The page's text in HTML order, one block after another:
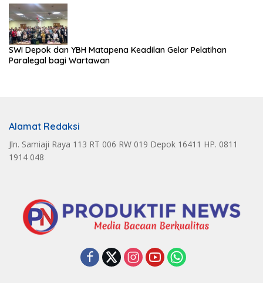
SWI Depok dan YBH Matapena Keadilan Gelar Pelatihan
Paralegal bagi Wartawan
Alamat Redaksi
Jln. Samiaji Raya 113 RT 006 RW 019 Depok 16411 HP. 0811
1914 048